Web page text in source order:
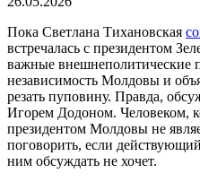
Пока Светлана Тихановская
встречалась с президентом
важные внешнеполитические
независимость Молдовы и
резать пуповину. Правда,
Игорем Додоном. Человеком,
президентом Молдовы не
поговорить, если
ним обсуждать не хочет.